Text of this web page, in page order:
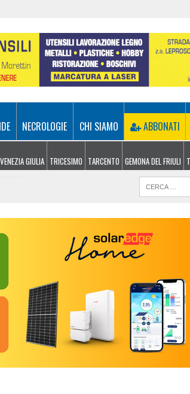
NECROLOGIE CHI SIAMO ABBONATI
GIULIA TRICESIMO TARCENTO GEMONA DEL FRIULI